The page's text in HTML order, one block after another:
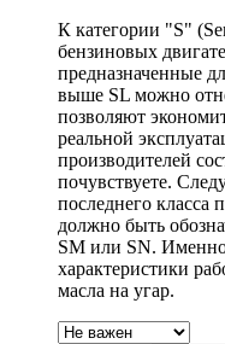
К категории "S"
бензиновых
предназначенные
выше SL можно
позволяют
реальной
производителей
почувствуете.
последнего класса
должно быть
SM или SN.
характеристики
масла на угар.